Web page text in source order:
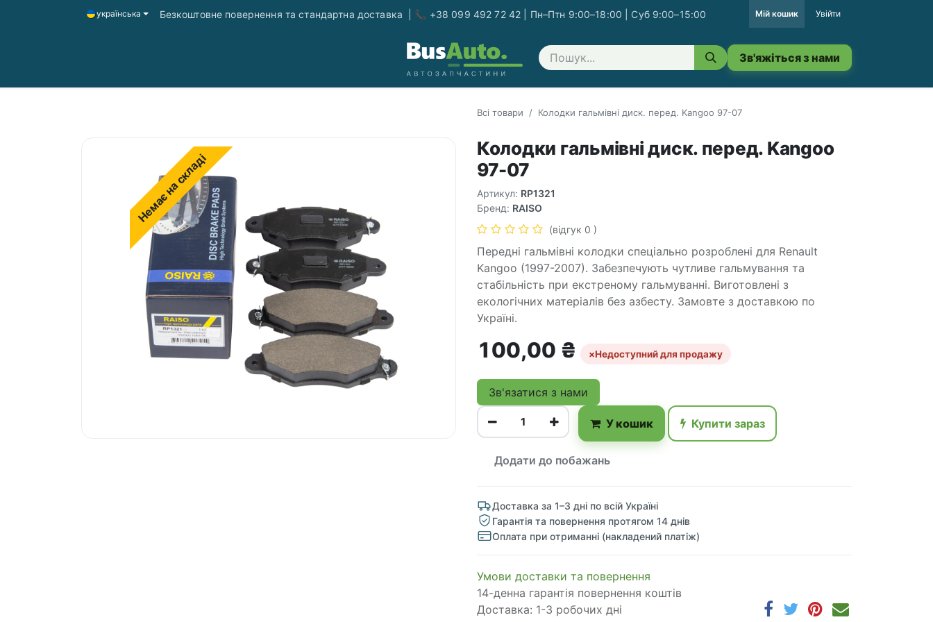
українська Безкоштовне повернення та стандартна доставка | 📞 +38 099 492 72 42 | Пн–Птн 9:00–18:00 | Суб 9:00–15:00 Мій кошик Увійти
Зв'яжіться з нами Зв'яжіться з нами
Всі товари Колодки гальмівні диск. перед. Kangoo 97-07
Немає на складі
Колодки гальмівні диск. перед. Kangoo
97-07
Артикул: RP1321
Бренд: RAISO
(відгук 0 )
Передні гальмівні колодки спеціально розроблені для Renault
Kangoo (1997-2007). Забезпечують чутливе гальмування та
стабільність при екстреному гальмуванні. Виготовлені з
екологічних матеріалів без азбесту. Замовте з доставкою по
Україні.
100,00 ₴ ×Недоступний для продажу
Зв'язатися з нами
У кошик Купити зараз
Додати до побажань
Доставка за 1–3 дні по всій Україні
Гарантія та повернення протягом 14 днів
Оплата при отриманні (накладений платіж)
​​​​​​​​​​​​​​​​​​​​​​​​​​​​​​​​​​​​​​​​​​​​​​​​​​​​​​​​​​​​​​У​​м​о​в​​и​ д​ос​т​а​в​к​и ​т​а​ по​в​е​р​н​е​н​н​я
14-денна гарантія повернення коштів
Доставка: 1-3 робочих дні